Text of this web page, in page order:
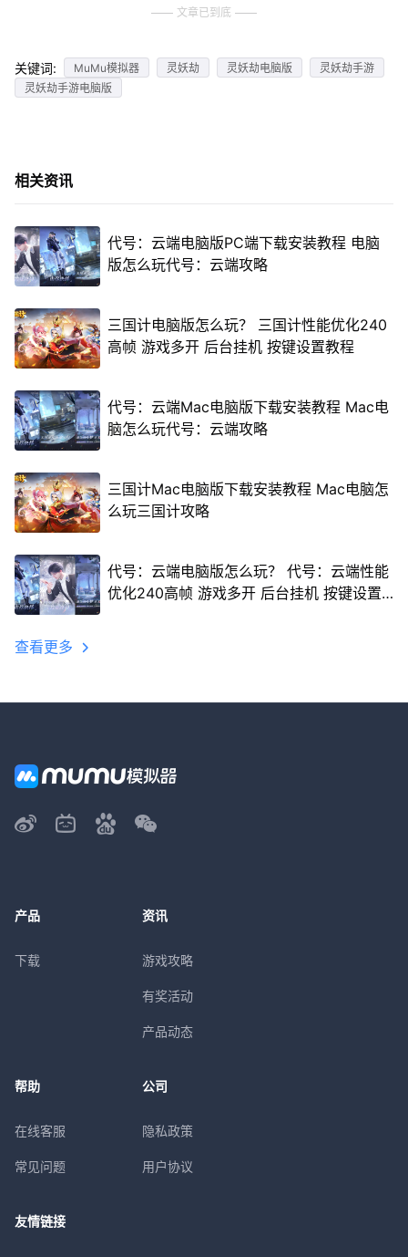
文章已到底
关键词: MuMu模拟器 灵妖劫 灵妖劫电脑版
灵妖劫手游
灵妖劫手游电脑版
相关资讯
代号：云端电脑版PC端下载安装教程 电脑
版怎么玩代号：云端攻略
三国计电脑版怎么玩？ 三国计性能优化240
高帧 游戏多开 后台挂机 按键设置教程
代号：云端Mac电脑版下载安装教程 Mac电
脑怎么玩代号：云端攻略
三国计Mac电脑版下载安装教程 Mac电脑怎
么玩三国计攻略
代号：云端电脑版怎么玩？ 代号：云端性能
优化240高帧 游戏多开 后台挂机 按键设置
查看更多
产品
下载
资讯
游戏攻略
有奖活动
产品动态
帮助
在线客服
常见问题
公司
隐私政策
用户协议
友情链接